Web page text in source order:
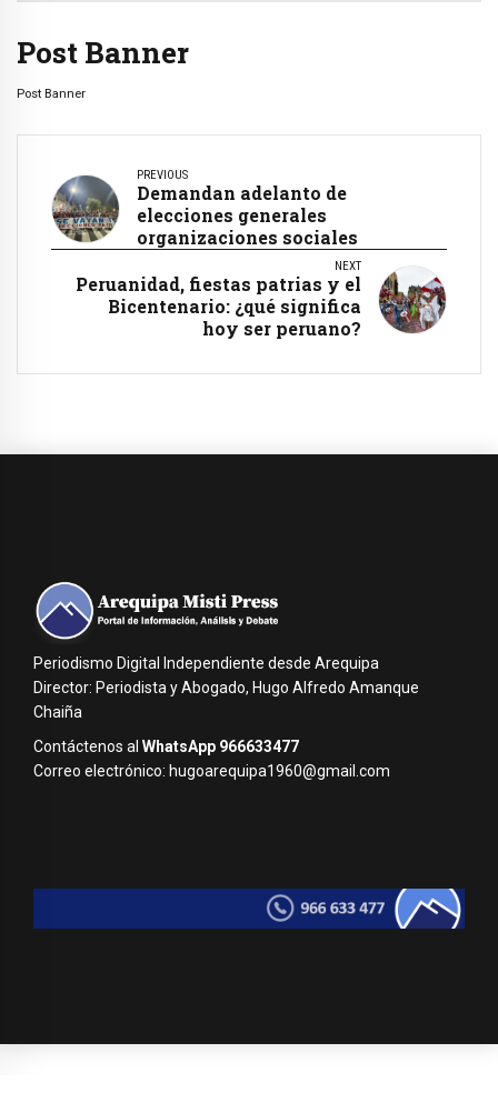
Post Banner
Post Banner
PREVIOUS
Demandan adelanto de
elecciones generales
organizaciones sociales
NEXT
Peruanidad, fiestas patrias y el
Bicentenario: ¿qué significa
hoy ser peruano?
Periodismo Digital Independiente desde Arequipa
Director: Periodista y Abogado, Hugo Alfredo Amanque
Chaiña
Contáctenos al WhatsApp 966633477
Correo electrónico: hugoarequipa1960@gmail.com